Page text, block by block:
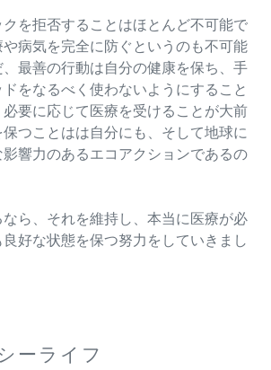
を拒否することはほとんど不可能で
病気を完全に防ぐというのも不可能
最善の行動は自分の健康を保ち、手
をなるべく使わないようにすること
要に応じて医療を受けることが大前
つことはは自分にも、そして地球に
響力のあるエコアクションであるの
ら、それを維持し、本当に医療が必
好な状態を保つ努力をしていきまし
ーライフ